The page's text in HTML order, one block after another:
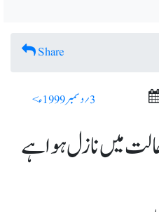
Share
3؍ دسمبر 1999ء >
میں نازل ہوا ہے